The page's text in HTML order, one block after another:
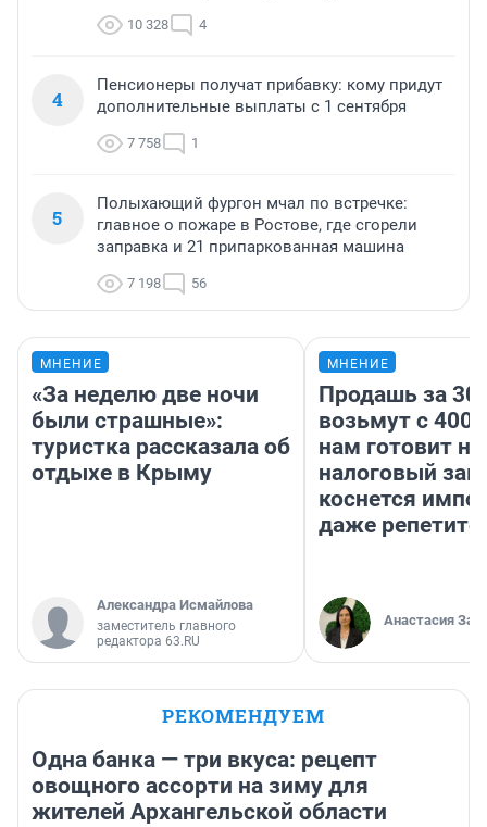
10 328 4
4
Пенсионеры получат прибавку: кому придут
дополнительные выплаты с 1 сентября
7 758 1
5
Полыхающий фургон мчал по встречке:
главное о пожаре в Ростове, где сгорели
заправка и 21 припаркованная машина
7 198 56
МНЕНИЕ
«За неделю две ночи
были страшные»:
туристка рассказала об
отдыхе в Крыму
Александра Исмайлова
заместитель главного
редактора 63.RU
МНЕНИЕ
Продашь за
возьмут с
нам готовит
налоговый
коснется
даже
Анастасия
РЕКОМЕНДУЕМ
Одна банка — три вкуса: рецепт
овощного ассорти на зиму для
жителей Архангельской области